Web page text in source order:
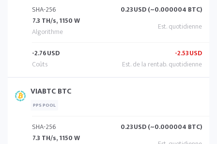
SHA-256
7.3 TH/s, 1150 W
0.23USD (~0.000004 BTC)
-2.76USD -2.53USD
VIABTC BTC
PPS POOL
SHA-256
7.3 TH/s, 1150 W
0.23USD (~0.000004 BTC)